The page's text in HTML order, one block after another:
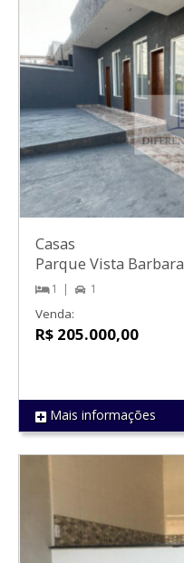
REF 1570
Casas
Parque Vista Barbara
1 1
Venda:
R$ 205.000,00
Mais informações